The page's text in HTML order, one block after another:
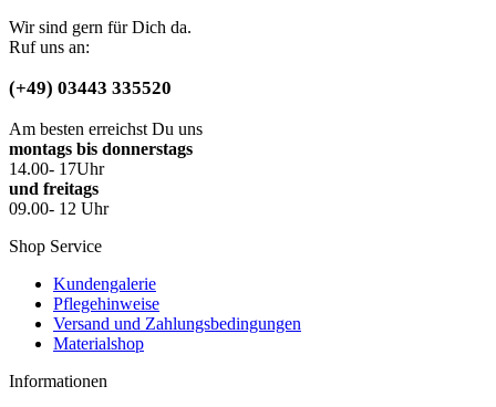
Wir sind gern für Dich da.
Ruf uns an:
(+49) 03443 335520
Am besten erreichst Du uns
montags bis donnerstags
14.00- 17Uhr
und freitags
09.00- 12 Uhr
Shop Service
Kundengalerie
Pflegehinweise
Versand und Zahlungsbedingungen
Materialshop
Informationen